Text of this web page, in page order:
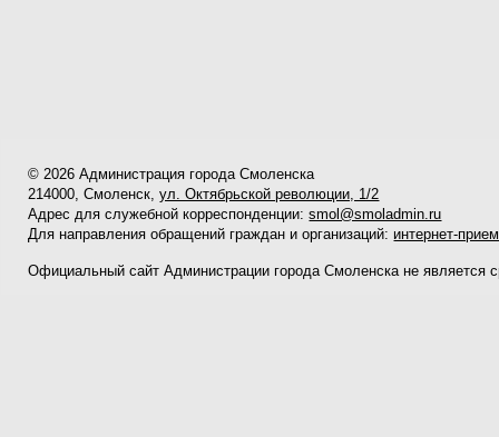
© 2026 Администрация города Смоленска
214000, Смоленск,ул. Октябрьской революции, 1/2
Адрес для служебной корреспонденции:smol@smoladmin.ru
Для направления обращений граждан и организаций: интернет-
Официальный сайт Администрации города Смоленска не является